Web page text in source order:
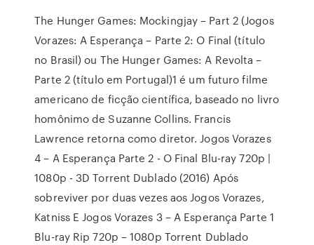
The Hunger Games: Mockingjay – Part 2 (Jogos
Vorazes: A Esperança – Parte 2: O Final (título
no Brasil) ou The Hunger Games: A Revolta –
Parte 2 (título em Portugal)1 é um futuro filme
americano de ficção científica, baseado no livro
homônimo de Suzanne Collins. Francis
Lawrence retorna como diretor. Jogos Vorazes
4 – A Esperança Parte 2 - O Final Blu-ray 720p |
1080p - 3D Torrent Dublado (2016) Após
sobreviver por duas vezes aos Jogos Vorazes,
Katniss E Jogos Vorazes 3 – A Esperança Parte 1
Blu-ray Rip 720p – 1080p Torrent Dublado